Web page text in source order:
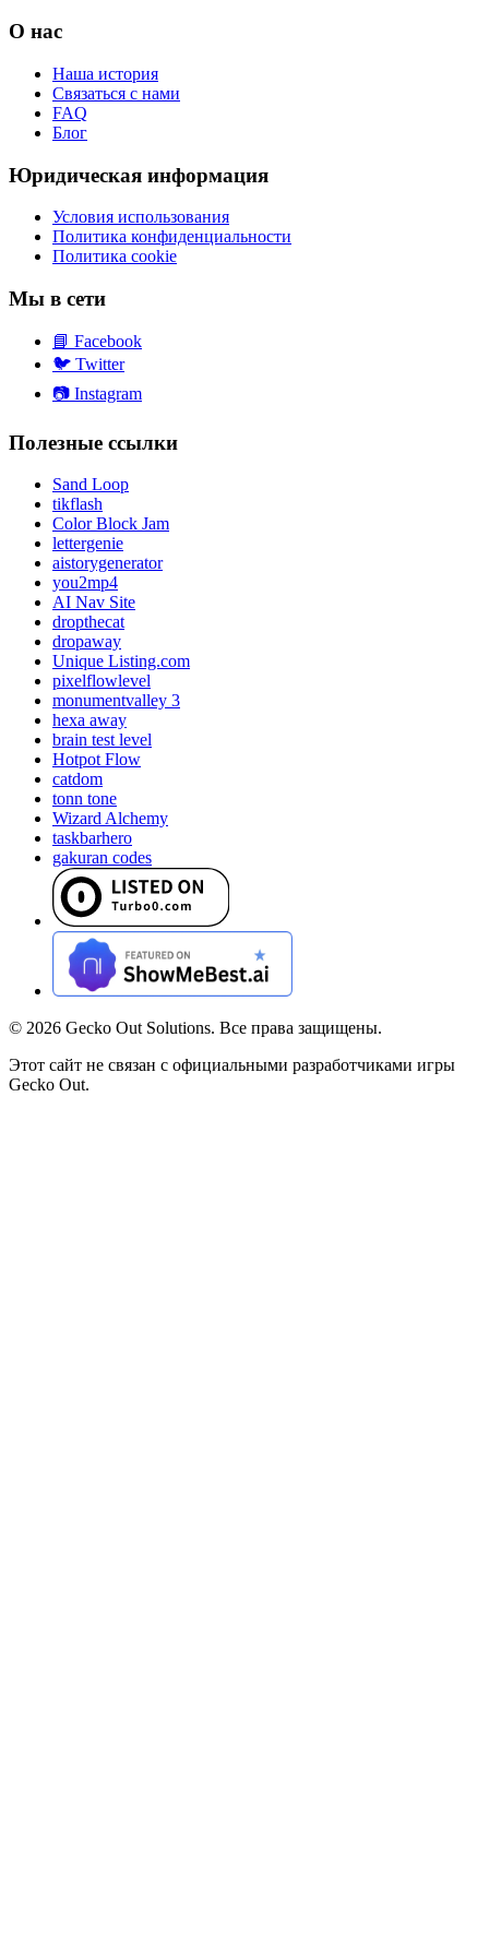
О нас
Наша история
Связаться с нами
FAQ
Блог
Юридическая информация
Условия использования
Политика конфиденциальности
Политика cookie
Мы в сети
📘 Facebook
🐦 Twitter
📷 Instagram
Полезные ссылки
Sand Loop
tikflash
Color Block Jam
lettergenie
aistorygenerator
you2mp4
AI Nav Site
dropthecat
dropaway
Unique Listing.com
pixelflowlevel
monumentvalley 3
hexa away
brain test level
Hotpot Flow
catdom
tonn tone
Wizard Alchemy
taskbarhero
gakuran codes
© 2026 Gecko Out Solutions. Все права защищены.
Этот сайт не связан с официальными разработчиками игры
Gecko Out.